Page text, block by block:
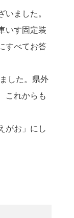
ました。
いす固定装
すべてお答
した。県外
これからも
がお」にし